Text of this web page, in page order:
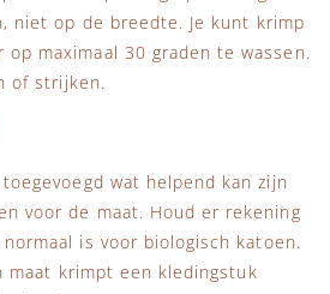
niet op de breedte. Je kunt krimp
maximaal 30 graden te wassen.
of strijken.
wat helpend kan zijn
voor de maat. Houd er rekening
is voor biologisch katoen.
maat krimpt een kledingstuk